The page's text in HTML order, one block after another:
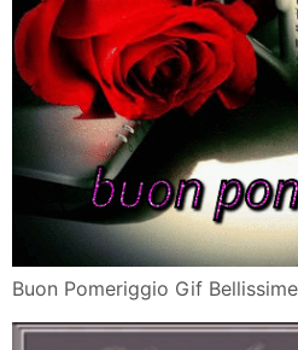
Buon Pomeriggio Gif